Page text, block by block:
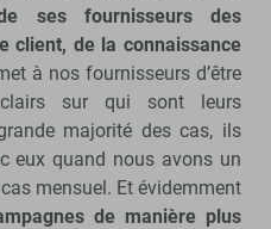
ses fournisseurs des
client, de la connaissance
à nos fournisseurs d’être
sur qui sont leurs
majorité des cas, ils
eux quand nous avons un
mensuel. Et évidemment
de manière plus